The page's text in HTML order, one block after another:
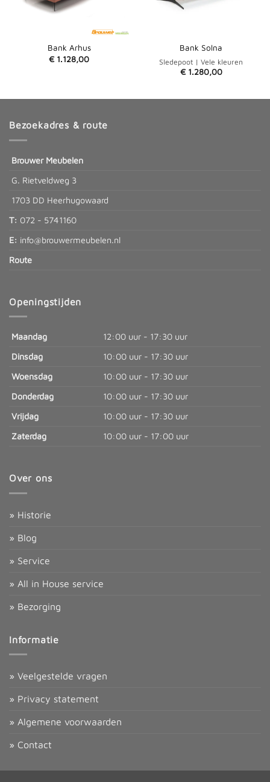
Bank Arhus
€ 1.128,00
Bank Solna
Sledepoot | Vele kleuren
€1.280,00
Bezoekadres & route
Brouwer Meubelen
G. Rietveldweg 3
1703 DD Heerhugowaard
T: 072 - 5741160
E: info@brouwermeubelen.nl
Route
Openingstijden
Maandag
12:00 uur - 17:30 uur
Dinsdag
10:00 uur - 17:30 uur
Woensdag
10:00 uur - 17:30 uur
Donderdag
10:00 uur - 17:30 uur
Vrijdag
10:00 uur - 17:30 uur
Zaterdag
10:00 uur - 17:00 uur
Over ons
» Historie
» Blog
» Service
» All in House service
» Bezorging
Informatie
» Veelgestelde vragen
» Privacy statement
» Algemene voorwaarden
» Contact